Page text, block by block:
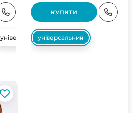
універсальний
КУПИТИ
універсальний